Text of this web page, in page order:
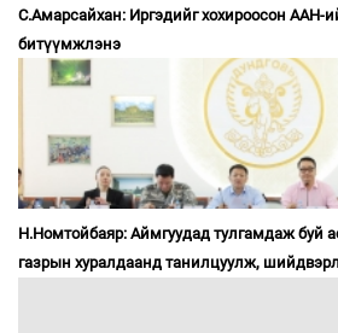
С.Амарсайхан: Иргэдийг хохироосон ААН-
битүүмжлэнэ
Н.Номтойбаяр: Аймгуудад тулгамдаж буй
газрын хуралдаанд танилцуулж,